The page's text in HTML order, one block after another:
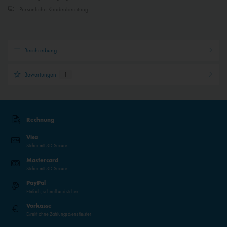
Beschreibung
Bewertungen 1
Rechnung
Visa
Sicher mit 3D-Secure
Mastercard
Sicher mit 3D-Secure
PayPal
Einfach, schnell und sicher
Vorkasse
Direkt ohne Zahlungsdienstleister